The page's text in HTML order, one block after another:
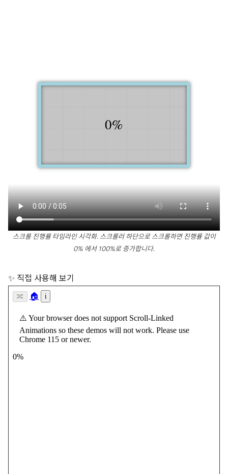
스크롤 진행률 타임라인 시각화. 스크롤러 하단으로 스크롤하면 진행률 값이
0% 에서 100%로 증가합니다.
✨ 직접 사용해 보기